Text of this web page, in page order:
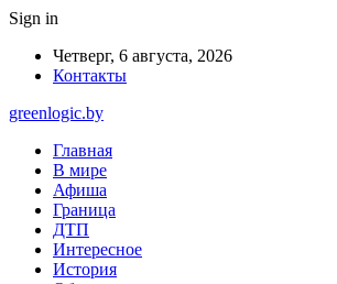
Sign in
Четверг, 6 августа, 2026
Контакты
greenlogic.by
Главная
В мире
Афиша
Граница
ДТП
Интересное
История